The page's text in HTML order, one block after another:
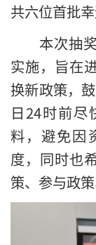
共六位首批
本次抽
实施，旨在
换新政策，
日24时前尽
料，避免因
度，同时也
策、参与政策